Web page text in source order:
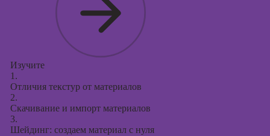
Изучите
1.
Отличия текстур от материалов
2.
Скачивание и импорт материалов
3.
Шейдинг: создаем материал с нуля